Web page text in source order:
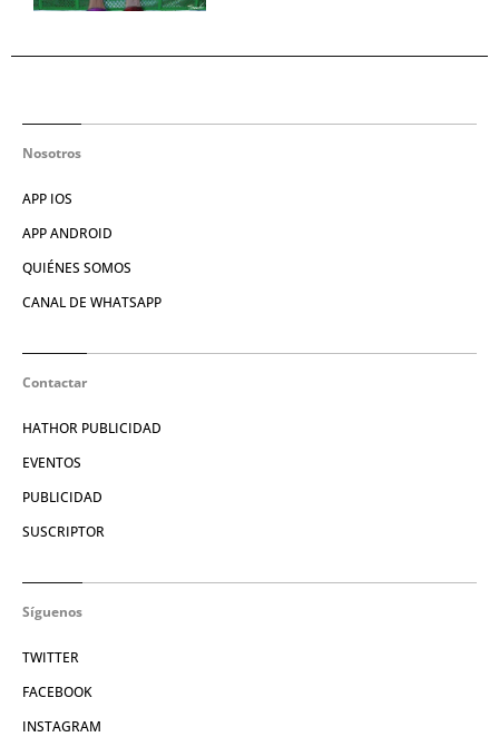
Nosotros
APP IOS
APP ANDROID
QUIÉNES SOMOS
CANAL DE WHATSAPP
Contactar
HATHOR PUBLICIDAD
EVENTOS
PUBLICIDAD
SUSCRIPTOR
Síguenos
TWITTER
FACEBOOK
INSTAGRAM